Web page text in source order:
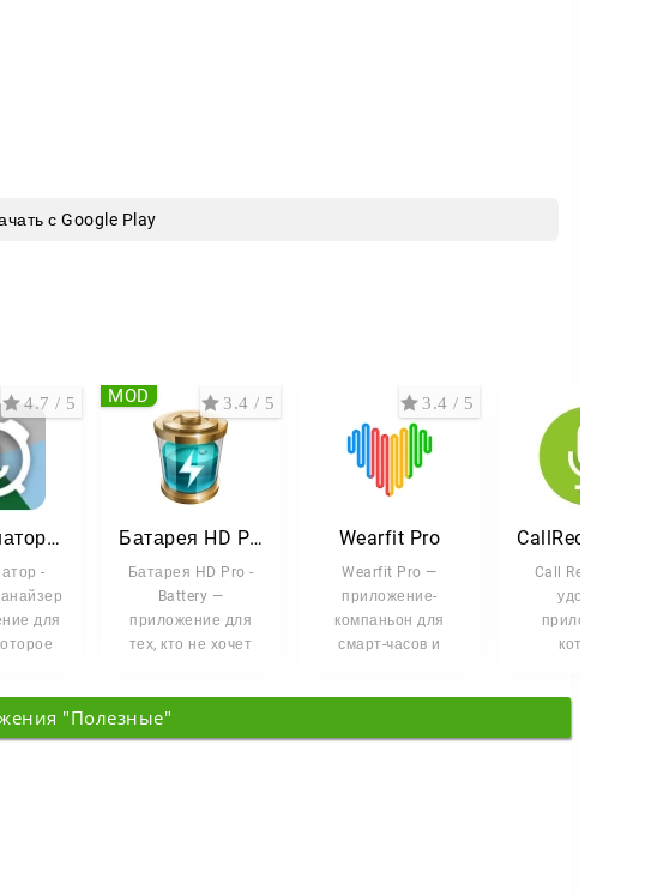
с Google Play
Запоминатор - Бизнес-органайзер
-
для
4.7 / 5
Батарея HD Pro - Battery
Батарея HD Pro -
Battery —
приложение для
тех, кто не хочет
телефоном в
3.4 / 5
MOD
Wearfit Pro
Wearfit Pro —
приложение-
компаньон для
смарт-часов и
3.4 / 5
Call Recorder —
удобное
приложение,
которое
само
"Полезные"